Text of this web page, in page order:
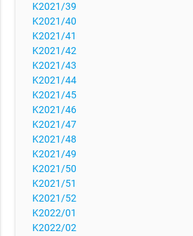
K2021/39
K2021/40
K2021/41
K2021/42
K2021/43
K2021/44
K2021/45
K2021/46
K2021/47
K2021/48
K2021/49
K2021/50
K2021/51
K2021/52
K2022/01
K2022/02